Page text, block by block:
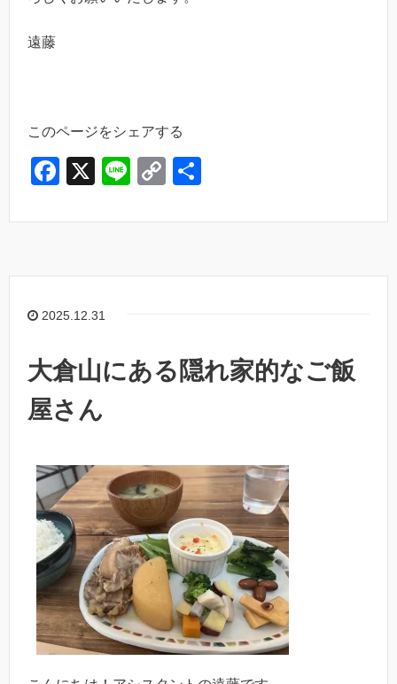
遠藤
このページをシェアする
F
c
b
o
k
X
Li
e
C
p
Li
2025.12.31
大倉山にある隠れ家的なご飯
屋さん